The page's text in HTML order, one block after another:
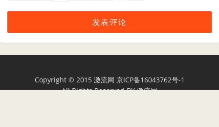
Copyright © 2015 激流网 京ICP备16043762号-1
All Rights Reserved BY激流网